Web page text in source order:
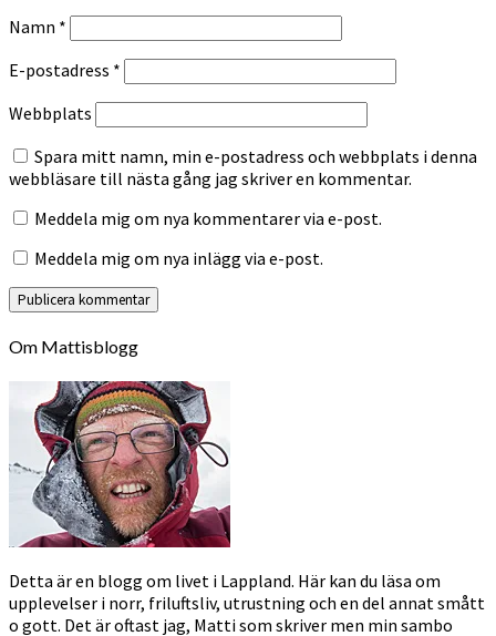
Namn *
E-postadress *
Webbplats
Spara mitt namn, min e-postadress och webbplats i denna
webbläsare till nästa gång jag skriver en kommentar.
Meddela mig om nya kommentarer via e-post.
Meddela mig om nya inlägg via e-post.
Om Mattisblogg
Detta är en blogg om livet i Lappland. Här kan du läsa om
upplevelser i norr, friluftsliv, utrustning och en del annat smått
o gott. Det är oftast jag, Matti som skriver men min sambo